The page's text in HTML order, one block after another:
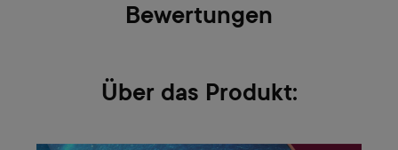
Bewertungen
Über das Produkt: